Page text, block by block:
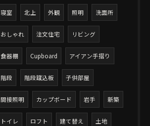
寝室 北上 外観 照明 洗面所
おしゃれ 注文住宅 リビング
食器棚 Cupboard アイアン手摺り
階段 階段蹴込板 子供部屋
間接照明 カップボード 岩手 新築
トイレ ロフト 建て替え 土地